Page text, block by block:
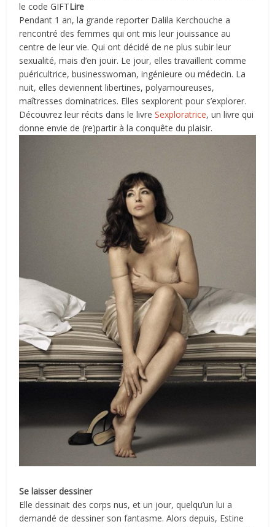
le code GIFTLire
Pendant 1 an, la grande reporter Dalila Kerchouche a
rencontré des femmes qui ont mis leur jouissance au
centre de leur vie. Qui ont décidé de ne plus subir leur
sexualité, mais d’en jouir. Le jour, elles travaillent comme
puéricultrice, businesswoman, ingénieure ou médecin. La
nuit, elles deviennent libertines, polyamoureuses,
maîtresses dominatrices. Elles sexplorent pour s’explorer.
Découvrez leur récits dans le livreSexploratrice, un livre qui
donne envie de (re)partir à la conquête du plaisir.
Se laisser dessiner
Elle dessinait des corps nus, et un jour, quelqu’un lui a
demandé de dessiner son fantasme. Alors depuis, Estine